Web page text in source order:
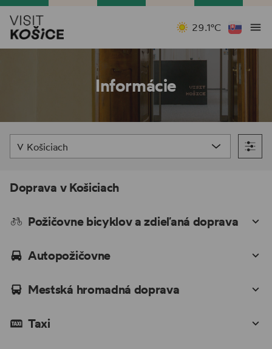
29.1°C
Informácie
V Košiciach
Doprava v Košiciach
Požičovne bicyklov a zdieľaná doprava
Autopožičovne
Mestská hromadná doprava
Taxi